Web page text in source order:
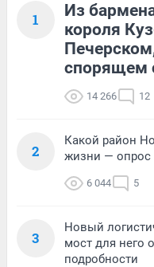
1
Из
короля
спорящем
14 266 12
2
Какой район
жизни — опрос
6 044 5
3
Новый
мост для него
подробности